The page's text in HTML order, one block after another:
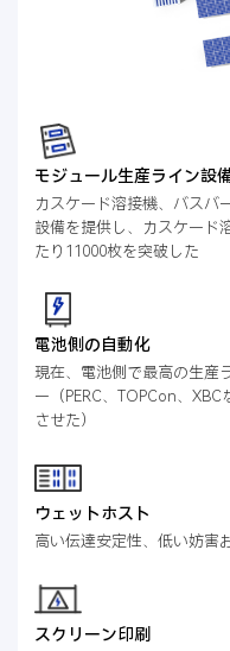
モジュール生産ライン設
カスケード溶接機、バスバ
設備を提供し、カスケード
たり11000枚を突破した
電池側の自動化
現在、電池側で最高の生産
ー（PERC、TOPCon、
させた）
ウェットホスト
高い伝達安定性、低い妨害
スクリーン印刷